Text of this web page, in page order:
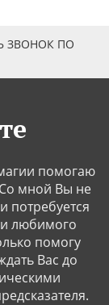
ЗВОНОК ПО
помогаю
Со мной Вы не
потребуется
любимого
помогу
Вас до